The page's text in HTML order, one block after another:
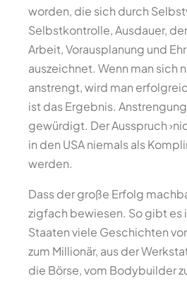
worden, die sich durch
Selbstkontrolle, Ausdauer,
Arbeit, Vorausplanung und
auszeichnet. Wenn man sich
anstrengt, wird man
ist das Ergebnis.
gewürdigt. Der Ausspruch
in den USA niemals als
werden.
Dass der große Erfolg
zigfach bewiesen. So gibt es
Staaten viele Geschichten
zum Millionär, aus der
die Börse, vom Bodybuilder